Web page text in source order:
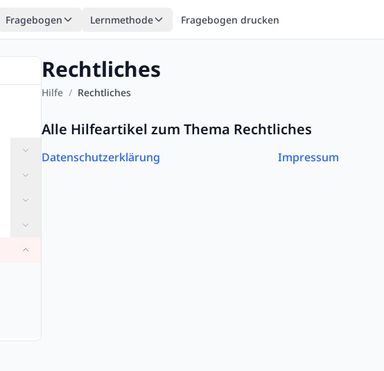
Fragebogen Lernmethode Fragebogen drucken
Rechtliches
Hilfe / Rechtliches
Alle Hilfeartikel zum Thema Rechtliches
Datenschutzerklärung Impressum